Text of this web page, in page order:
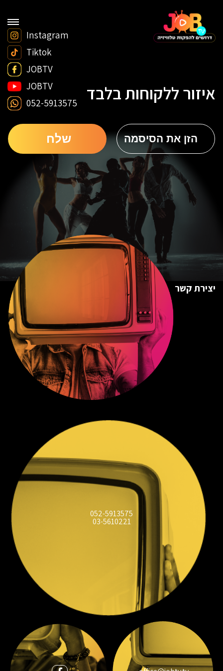
Instagram
Tiktok
JOBTV
JOBTV
052-5913575
איזור ללקוחות בלבד
יצירת קשר
052-5913575
03-5610221